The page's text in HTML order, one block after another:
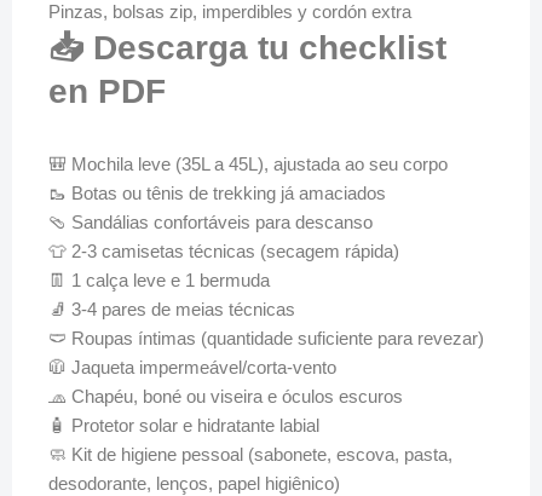
Pinzas, bolsas zip, imperdibles y cordón extra
📥 Descarga tu checklist
en PDF
🎒 Mochila leve (35L a 45L), ajustada ao seu corpo
🥾 Botas ou tênis de trekking já amaciados
🩴 Sandálias confortáveis para descanso
👕 2-3 camisetas técnicas (secagem rápida)
👖 1 calça leve e 1 bermuda
🧦 3-4 pares de meias técnicas
🩲 Roupas íntimas (quantidade suficiente para revezar)
🧥 Jaqueta impermeável/corta-vento
🧢 Chapéu, boné ou viseira e óculos escuros
🧴 Protetor solar e hidratante labial
🧼 Kit de higiene pessoal (sabonete, escova, pasta,
desodorante, lenços, papel higiênico)